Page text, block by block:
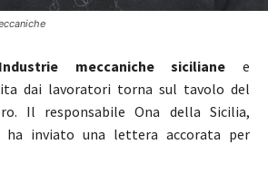
Industrie meccaniche siciliane e
dai lavoratori torna sul tavolo del
Il responsabile Ona della Sicilia,
ha inviato una lettera accorata per